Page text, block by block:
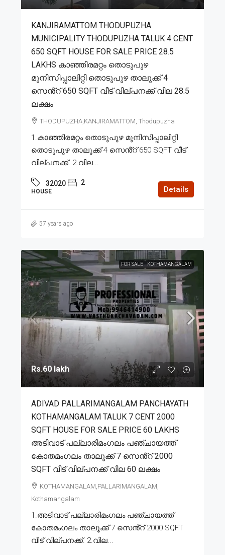
KANJIRAMATTOM THODUPUZHA
MUNICIPALITY THODUPUZHA TALUK 4 CENT
650 SQFT HOUSE FOR SALE PRICE 28.5
LAKHS കാഞ്ഞിരമറ്റം തൊടുപുഴ
മുനിസിപ്പാലിറ്റി തൊടുപുഴ താലൂക്ക് 4
സെൻ്റ് 650 SQFT വീട് വില്പനക്ക് വില 28.5
ലക്ഷം
THODUPUZHA,KANJIRAMATTOM, Thodupuzha
1.കാഞ്ഞിരമറ്റം തൊടുപുഴ മുനിസിപ്പാലിറ്റി
തൊടുപുഴ താലൂക്ക് 4 സെൻ്റ് 650 SQFT വീട്
വില്പനക്ക്. 2.വില...
32020 2
HOUSE Details
57 years ago
FOR SALE KOTHAMANGALAM
Rs.60 lakh
ADIVAD PALLARIMANGALAM PANCHAYATH
KOTHAMANGALAM TALUK 7 CENT 2000
SQFT HOUSE FOR SALE PRICE 60 LAKHS
അടിവാട് പല്ലാരിമംഗലം പഞ്ചായത്ത്
കോതമംഗലം താലൂക്ക് 7 സെൻ്റ് 2000
SQFT വീട് വില്പനക്ക് വില 60 ലക്ഷം
KOTHAMANGALAM,PALLARIMANGALAM,
Kothamangalam
1.അടിവാട് പല്ലാരിമംഗലം പഞ്ചായത്ത്
കോതമംഗലം താലൂക്ക് 7 സെൻ്റ് 2000 SQFT
വീട് വില്പനക്ക്. 2.വില...